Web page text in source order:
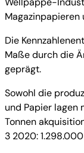
Magazinpapieren
Die
Maße durch die
geprägt.
Sowohl die
und Papier lagen
Tonnen
3 2020: